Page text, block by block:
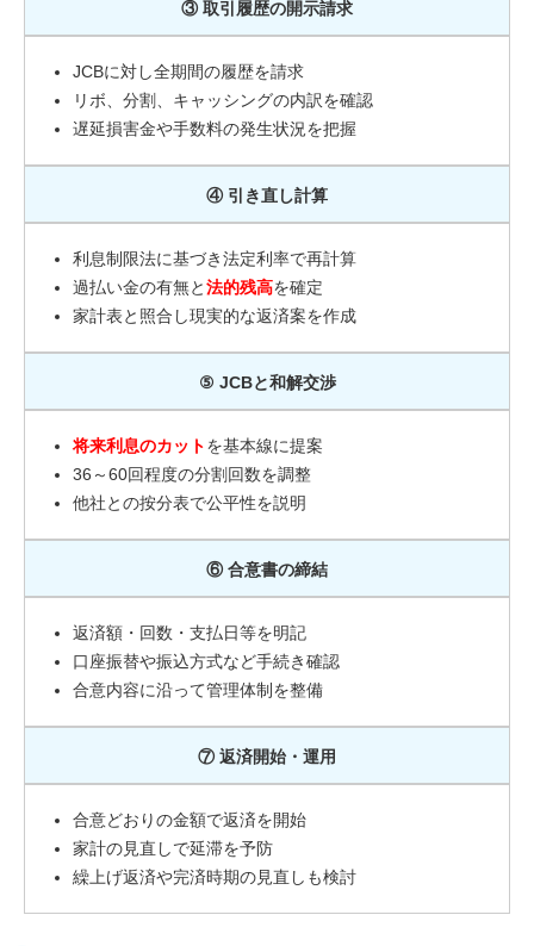
③ 取引履歴の開示請求
JCBに対し全期間の履歴を請求
リボ、分割、キャッシングの内訳を確認
遅延損害金や手数料の発生状況を把握
④ 引き直し計算
利息制限法に基づき法定利率で再計算
過払い金の有無と法的残高を確定
家計表と照合し現実的な返済案を作成
⑤ JCBと和解交渉
将来利息のカットを基本線に提案
36～60回程度の分割回数を調整
他社との按分表で公平性を説明
⑥ 合意書の締結
返済額・回数・支払日等を明記
口座振替や振込方式など手続き確認
合意内容に沿って管理体制を整備
⑦ 返済開始・運用
合意どおりの金額で返済を開始
家計の見直しで延滞を予防
繰上げ返済や完済時期の見直しも検討